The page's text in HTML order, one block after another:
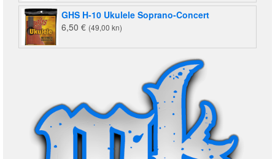
GHS H-10 Ukulele Soprano-Concert
6,50 € (49,00 kn)